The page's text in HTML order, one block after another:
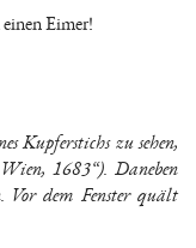
Eimer!
Kupferstichs zu sehen,
1683“). Daneben
Vor dem Fenster quält